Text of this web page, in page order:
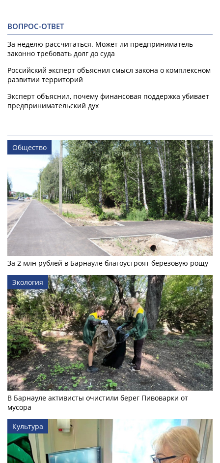
ВОПРОС-ОТВЕТ
За неделю рассчитаться. Может ли предприниматель
законно требовать долг до суда
Российский эксперт объяснил смысл закона о комплексном
развитии территорий
Эксперт объяснил, почему финансовая поддержка убивает
предпринимательский дух
Общество
За 2 млн рублей в Барнауле благоустроят березовую рощу
Экология
В Барнауле активисты очистили берег Пивоварки от
мусора
Культура